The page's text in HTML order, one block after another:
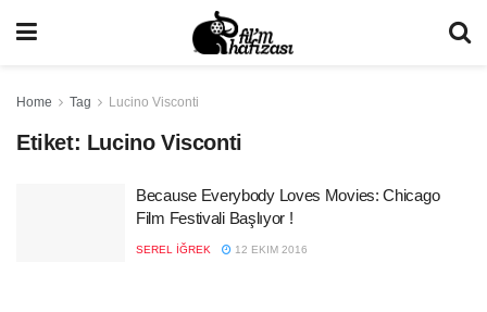
Home Tag Lucino Visconti
Etiket: Lucino Visconti
Because Everybody Loves Movies: Chicago
Film Festivali Başlıyor !
SEREL İĞREK 12 EKIM 2016